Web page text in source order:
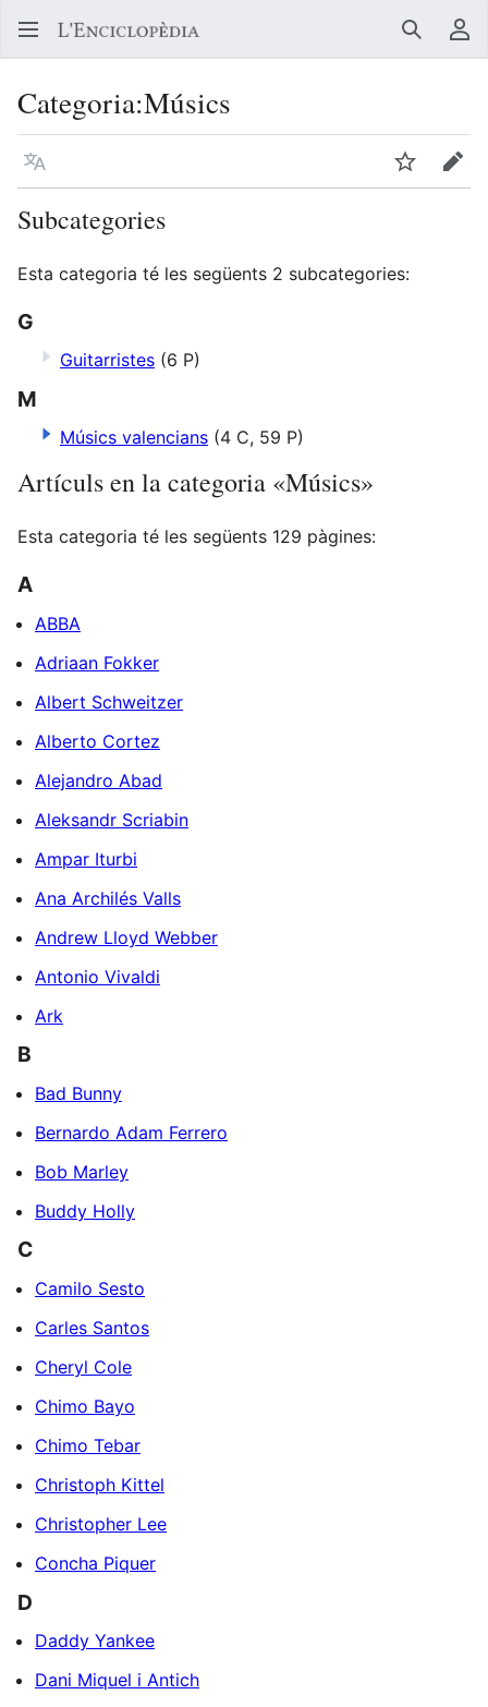
Buscar
Categoria:Músics
Llegir en un atre idioma Vigilar
Subcategories
Esta categoria té les següents 2 subcategories:
G
Guitarristes (6 P)
M
Músics valencians (4 C, 59 P)
Artículs en la categoria «Músics»
Esta categoria té les següents 129 pàgines:
A
ABBA
Adriaan Fokker
Albert Schweitzer
Alberto Cortez
Alejandro Abad
Aleksandr Scriabin
Ampar Iturbi
Ana Archilés Valls
Andrew Lloyd Webber
Antonio Vivaldi
Ark
B
Bad Bunny
Bernardo Adam Ferrero
Bob Marley
Buddy Holly
C
Camilo Sesto
Carles Santos
Cheryl Cole
Chimo Bayo
Chimo Tebar
Christoph Kittel
Christopher Lee
Concha Piquer
D
Daddy Yankee
Dani Miquel i Antich